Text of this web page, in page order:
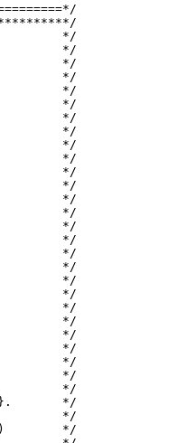
*/
*/
*/
*/
*/
*/
*/
*/
*/
*/
*/
*/
*/
*/
*/
*/
*/
*/
*/
*/
*/
*/
*/
*/
*/
*/
*/
*/
*/
*/